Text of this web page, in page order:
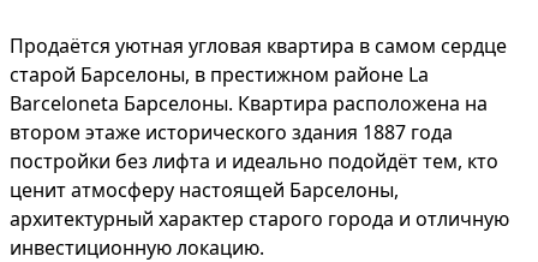
Продаётся уютная угловая квартира в самом сердце
старой Барселоны, в престижном районе La
Barceloneta Барселоны. Квартира расположена на
втором этаже исторического здания 1887 года
постройки без лифта и идеально подойдёт тем, кто
ценит атмосферу настоящей Барселоны,
архитектурный характер старого города и отличную
инвестиционную локацию.